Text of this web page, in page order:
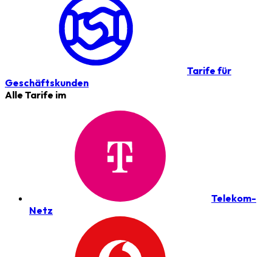
Tarife für
Geschäftskunden
Alle Tarife im
Telekom-
Netz